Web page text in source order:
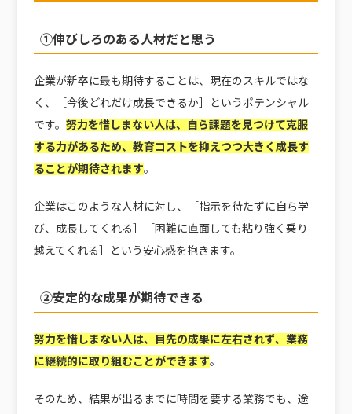
①伸びしろのある人材だと思う
企業が新卒に最も期待することは、現在のスキルではな
く、［今後どれだけ成長できるか］というポテンシャル
です。 努力を惜しまない人は、自ら課題を見つけて克服
する力があるため、教育コストを抑えつつ大きく成長す
ることが期待されます。
企業はこのような人材に対し、［指示を待たずに自ら学
び、成長してくれる］［困難に直面しても粘り強く乗り
越えてくれる］という安心感を抱きます。
②安定的な成果が期待できる
努力を惜しまない人は、目先の成果に左右されず、業務
に継続的に取り組むことができます。
そのため、結果が出るまでに時間を要する業務でも、途